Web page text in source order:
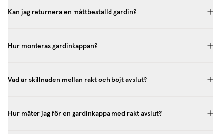
Kan jag returnera en måttbeställd gardin?
Hur monteras gardinkappan?
Vad är skillnaden mellan rakt och böjt avslut?
Hur mäter jag för en gardinkappa med rakt avslut?